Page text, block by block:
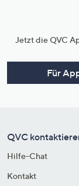
Jetzt die QVC
Für
QVC
Hilfe-Chat
Kontakt